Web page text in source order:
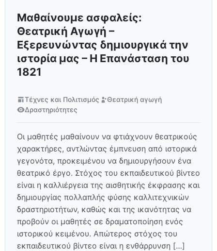
Μαθαίνουμε ασφαλείς:
Θεατρική Αγωγή –
Εξερευνώντας δημιουργικά την
ιστορία μας – Η Επανάσταση του
1821
Τέχνες και Πολιτισμός
Θεατρική αγωγή
Δραστηριότητες
Οι μαθητές μαθαίνουν να φτιάχνουν θεατρικούς
χαρακτήρες, αντλώντας έμπνευση από ιστορικά
γεγονότα, προκειμένου να δημιουργήσουν ένα
θεατρικό έργο. Στόχος του εκπαιδευτικού βίντεο
είναι η καλλιέργεια της αισθητικής έκφρασης και
δημιουργίας πολλαπλής φύσης καλλιτεχνικών
δραστηριοτήτων, καθώς και της ικανότητας να
προβούν οι μαθητές σε δραματοποίηση ενός
ιστορικού κειμένου. Απώτερος στόχος του
εκπαιδευτικού βίντεο είναι η ενθάρρυνση […]